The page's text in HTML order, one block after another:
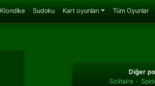
Klondike Sudoku Kart oyunları Tüm Oyunlar
Diğer
Solitaire ·